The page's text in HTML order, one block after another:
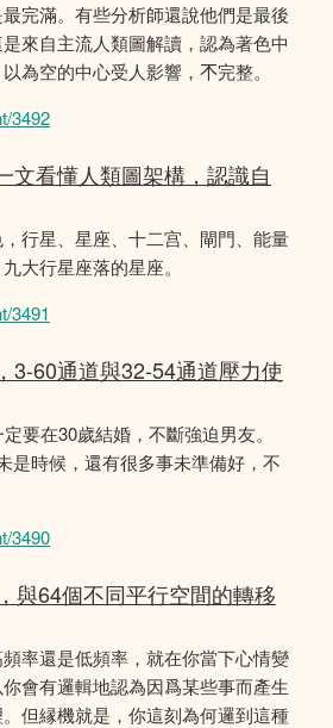
完滿。有些分析師還說他們是最後
來自主流人類圖解讀，認為著色中
為空的中心受人影響，𣎴完整。
3492
文看懂人類圖架構，認識自
行星、星座、十二宫、閘門、能量
大行星座落的星座。
3491
3-60通道與32-54通道壓力使
要在30歲結婚，不斷強迫男友。
是時候，還有很多事未準備好，不
3490
與64個不同平行空間的轉移
率還是低頻率，就在你當下心情變
會有邏輯地認為因爲某些事而產生
但縁機就是，你這刻為何邏到這種